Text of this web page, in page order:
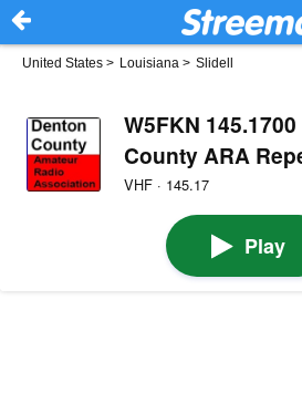
United States > Louisiana > Slidell
W5FKN
County ARA
VHF · 145.17
Play